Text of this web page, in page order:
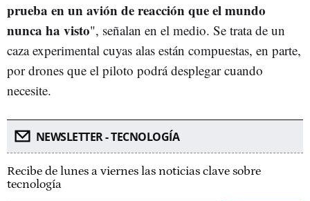
prueba en un avión de reacción que el mundo
nunca ha visto", señalan en el medio. Se trata de un
caza experimental cuyas alas están compuestas, en parte,
por drones que el piloto podrá desplegar cuando
necesite.
NEWSLETTER - TECNOLOGÍA
Recibe de lunes a viernes las noticias clave sobre
tecnología